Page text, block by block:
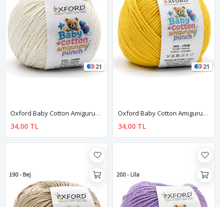
21
Oxford Baby Cotton Amigurumi Punch 50 Gr 150 M No:170 Açık Krem
34,00 TL
21
Oxford Baby Cotton Amigurumi Punch 50 Gr 150 M No:180 Sarı
34,00 TL